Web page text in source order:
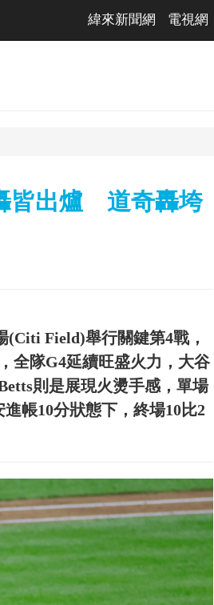
緯來新聞網 電視網
皆出爐 道奇轟垮
(Citi Field)舉行關鍵第4戰，
全隊G4延續旺盛火力，大谷
則是展現火燙手感，單場
帳10分狀態下，終場10比2